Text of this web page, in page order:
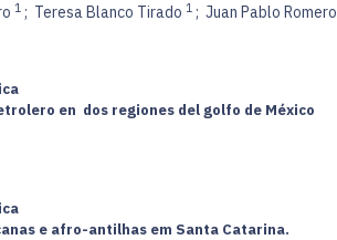
1 ; Teresa Blanco Tirado 1 ; Juan Pablo Romero
en dos regiones del golfo de México
e afro-antilhas em Santa Catarina.